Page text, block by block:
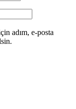
adım, e-posta